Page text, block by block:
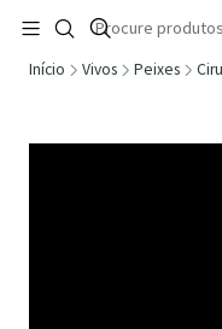
🚚 Portugal Continental:
Início Vivos Peixes